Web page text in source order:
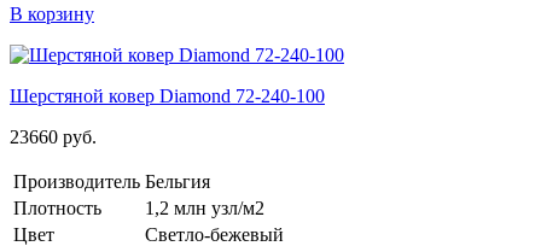
В корзину
Шерстяной ковер Diamond 72-240-100
23660 руб.
Производитель Бельгия
Плотность
1,2 млн узл/м2
Цвет
Светло-бежевый